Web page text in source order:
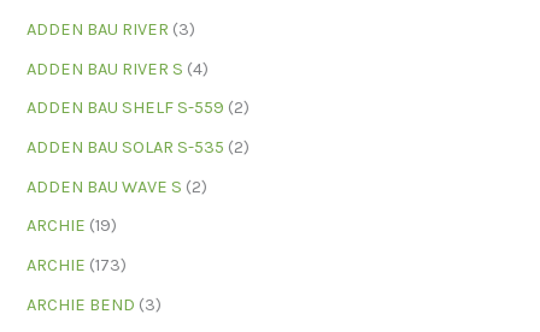
ADDEN BAU RIVER (3)
ADDEN BAU RIVER S (4)
ADDEN BAU SHELF S-559 (2)
ADDEN BAU SOLAR S-535 (2)
ADDEN BAU WAVE S (2)
ARCHIE (19)
ARCHIE (173)
ARCHIE BEND (3)